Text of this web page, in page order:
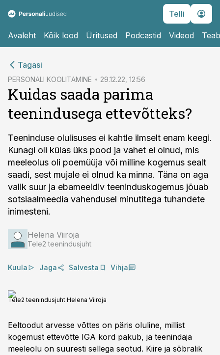
Telli
Avaleht Kõik lood Üritused Podcastid Videod
Tagasi
PERSONALI KOOLITAMINE 29.12.22, 12:56
Kuidas saada parima
teenindusega ettevõtteks?
Teeninduse olulisuses ei kahtle ilmselt enam keegi.
Kunagi oli külas üks pood ja vahet ei olnud, mis
meeleolus oli poemüüja või milline kogemus sealt
saadi, sest mujale ei olnud ka minna. Täna on aga
valik suur ja ebameeldiv teeninduskogemus jõuab
sotsiaalmeedia vahendusel minutitega tuhandete
inimesteni.
Helena Viiroja
Tele2 teenindusjuht
Kuula Jaga Salvesta Vihja
Tele2 teenindusjuht Helena Viiroja
Eeltoodut arvesse võttes on päris oluline, millist
kogemust ettevõtte IGA kord pakub, ja teenindaja
meeleolu on suuresti sellega seotud. Kiire ja sõbralik